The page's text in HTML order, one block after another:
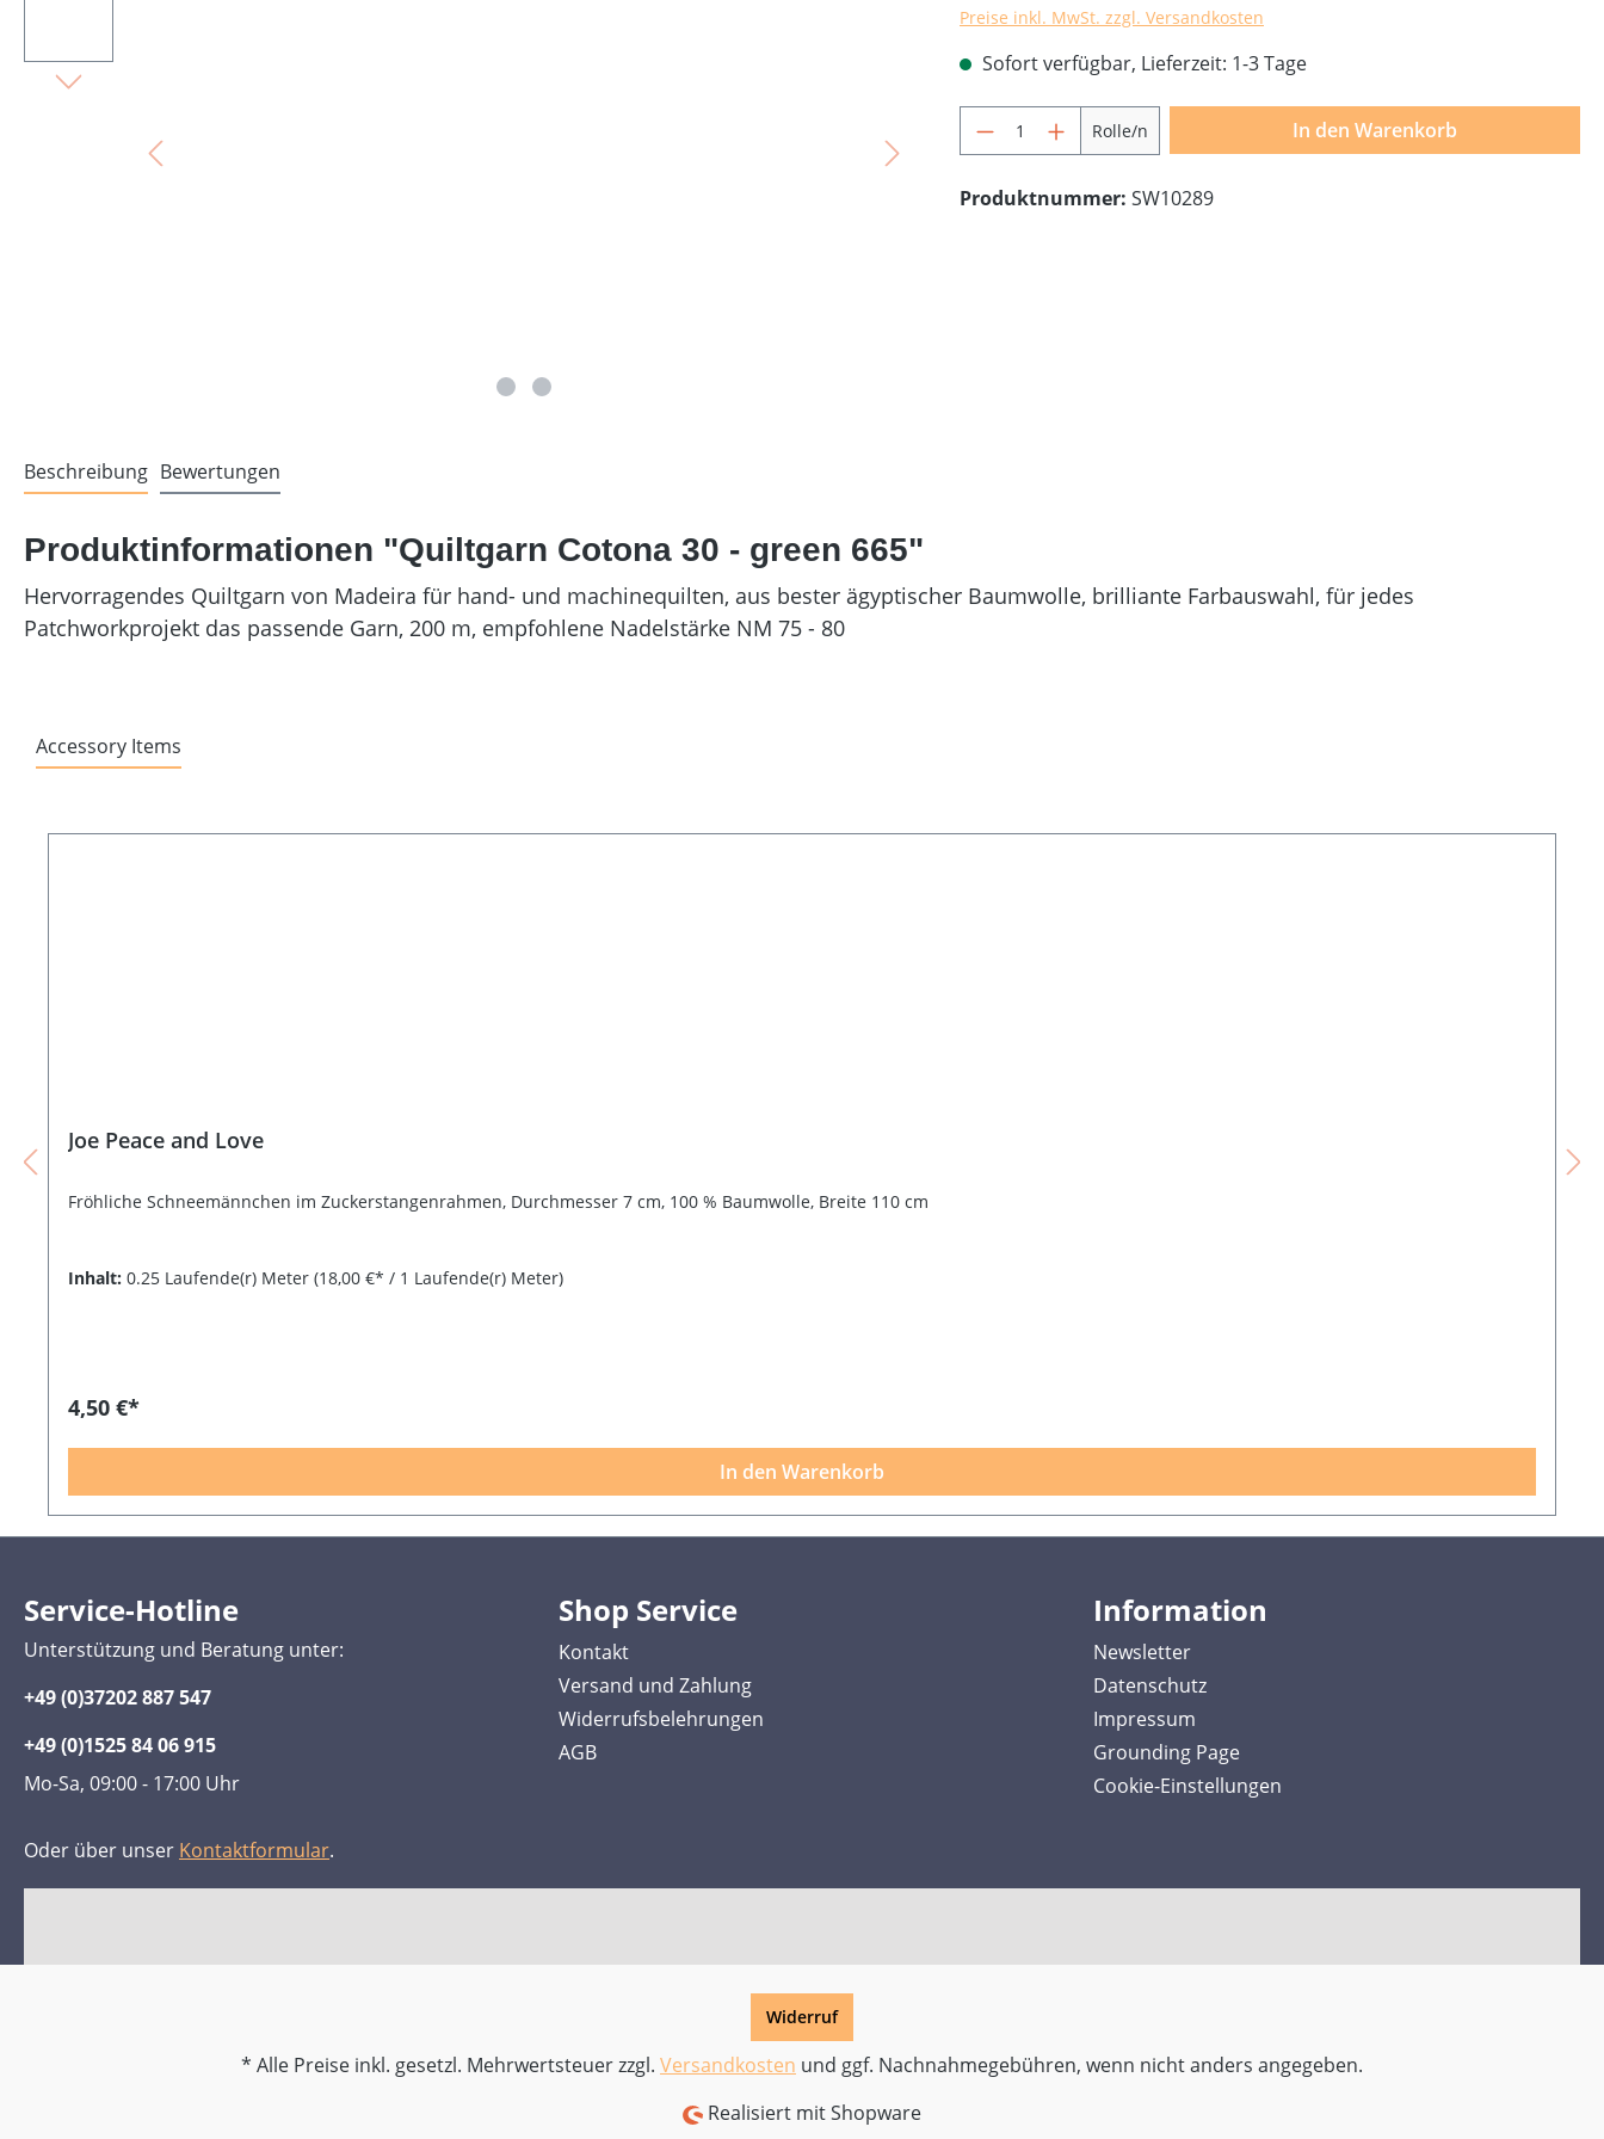
Preise inkl. MwSt. zzgl. Versandkosten
Sofort verfügbar, Lieferzeit: 1-3 Tage
Produkt Anzahl: Gib den gewünschten Wert
Rolle/n In den Warenkorb
Produktnummer: SW10289
Beschreibung Bewertungen
Produktinformationen "Quiltgarn Cotona 30 - green 665"
Hervorragendes Quiltgarn von Madeira für hand- und machinequilten, aus bester ägyptischer Baumwolle, brilliante Farbauswahl, für jedes
Patchworkprojekt das passende Garn, 200 m, empfohlene Nadelstärke NM 75 - 80
Accessory Items
Joe Peace and Love
Fröhliche Schneemännchen im Zuckerstangenrahmen, Durchmesser 7 cm, 100 % Baumwolle, Breite 110 cm
Inhalt: 0.25 Laufende(r) Meter (18,00 €* / 1 Laufende(r) Meter)
4,50 €*
In den Warenkorb
Service-Hotline
Unterstützung und Beratung unter:
+49 (0)37202 887 547
+49 (0)1525 84 06 915
Mo-Sa, 09:00 - 17:00 Uhr
Oder über unser Kontaktformular.
Shop Service
Kontakt
Versand und Zahlung
Widerrufsbelehrungen
AGB
Information
Newsletter
Datenschutz
Impressum
Grounding Page
Cookie-Einstellungen
Widerruf
* Alle Preise inkl. gesetzl. Mehrwertsteuer zzgl. Versandkosten und ggf. Nachnahmegebühren, wenn nicht anders angegeben.
Realisiert mit Shopware